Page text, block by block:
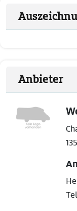
Anbieter